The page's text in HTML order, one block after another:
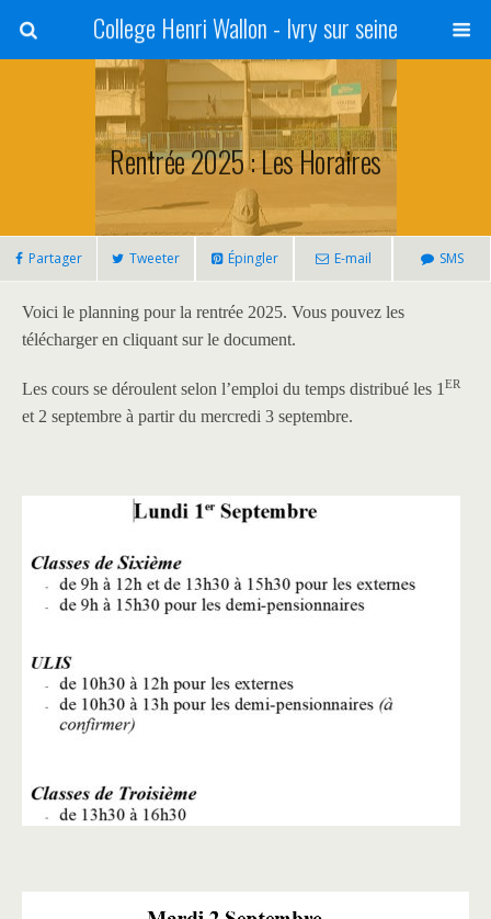
College Henri Wallon - Ivry sur seine
Rentrée 2025 : Les Horaires
Partager Tweeter Épingler E-mail SMS
Voici le planning pour la rentrée 2025. Vous pouvez les
télécharger en cliquant sur le document.
Les cours se déroulent selon l’emploi du temps distribué les 1er
et 2 septembre à partir du mercredi 3 septembre.